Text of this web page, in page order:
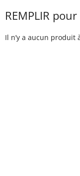
REMPLIR
Il n’y a aucun produit